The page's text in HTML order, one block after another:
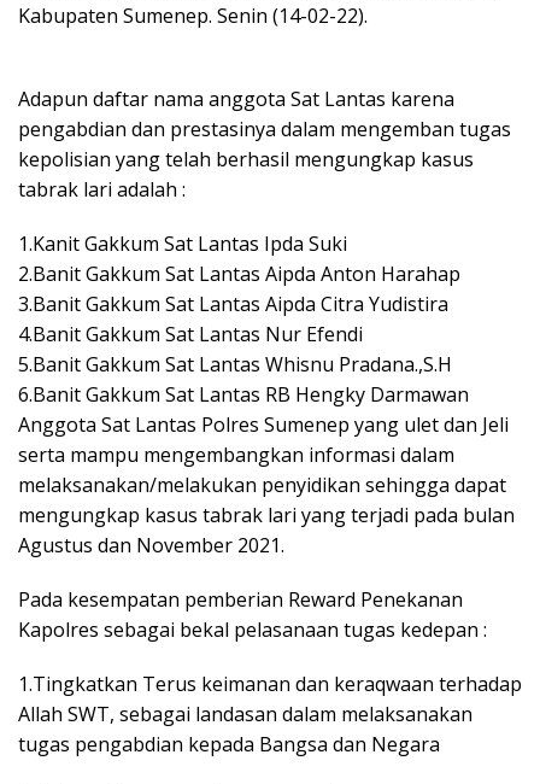
Kabupaten Sumenep. Senin (14-02-22).
Adapun daftar nama anggota Sat Lantas karena
pengabdian dan prestasinya dalam mengemban tugas
kepolisian yang telah berhasil mengungkap kasus
tabrak lari adalah :
1.Kanit Gakkum Sat Lantas Ipda Suki
2.Banit Gakkum Sat Lantas Aipda Anton Harahap
3.Banit Gakkum Sat Lantas Aipda Citra Yudistira
4.Banit Gakkum Sat Lantas Nur Efendi
5.Banit Gakkum Sat Lantas Whisnu Pradana.,S.H
6.Banit Gakkum Sat Lantas RB Hengky Darmawan
Anggota Sat Lantas Polres Sumenep yang ulet dan Jeli
serta mampu mengembangkan informasi dalam
melaksanakan/melakukan penyidikan sehingga dapat
mengungkap kasus tabrak lari yang terjadi pada bulan
Agustus dan November 2021.
Pada kesempatan pemberian Reward Penekanan
Kapolres sebagai bekal pelasanaan tugas kedepan :
1.Tingkatkan Terus keimanan dan keraqwaan terhadap
Allah SWT, sebagai landasan dalam melaksanakan
tugas pengabdian kepada Bangsa dan Negara